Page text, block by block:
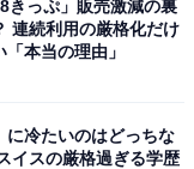
きっぷ」販売激減の裏
連続利用の厳格化だけ
「本当の理由」
に冷たいのはどっちな
イスの厳格過ぎる学歴